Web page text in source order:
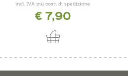
incl. IVA più costi di spedizione
€ 7,90